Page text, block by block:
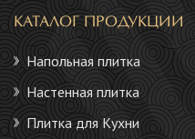
КАТАЛОГ ПРОДУКЦИИ
Напольная плитка
Настенная плитка
Плитка для Кухни